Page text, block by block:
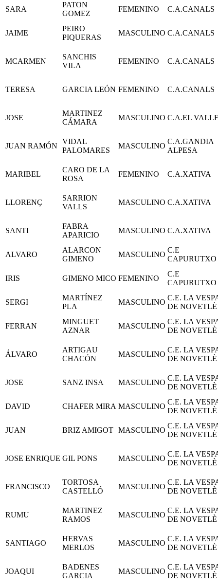
SARA
PATON
GOMEZ
FEMENINO C.A.CANALS
JAIME
PEIRO
PIQUERAS
MASCULINO C.A.CANALS
MCARMEN
SANCHIS
VILA
FEMENINO C.A.CANALS
TERESA GARCIA LEÓN FEMENINO C.A.CANALS
JOSE
MARTINEZ
CÁMARA
MASCULINO C.A.EL
JUAN RAMÓN
VIDAL
PALOMARES
MASCULINO
C.A.GANDIA
ALPESA
MARIBEL
CARO DE LA
ROSA
FEMENINO C.A.XATIVA
LLORENÇ
SARRION
VALLS
MASCULINO C.A.XATIVA
SANTI
FABRA
APARICIO
MASCULINO C.A.XATIVA
ALVARO
ALARCON
GIMENO
MASCULINO
C.E
CAPURUTXO
IRIS GIMENO MICO FEMENINO
C.E
CAPURUTXO
SERGI
MARTÍNEZ
PLA
MASCULINO
C.E. LA
DE NOVETLÈ
FERRAN
MINGUET
AZNAR
MASCULINO
C.E. LA
DE NOVETLÈ
ÁLVARO
ARTIGAU
CHACÓN
MASCULINO
C.E. LA
DE NOVETLÈ
JOSE SANZ INSA MASCULINO
C.E. LA
DE NOVETLÈ
DAVID CHAFER MIRA MASCULINO
C.E. LA
DE NOVETLÈ
JUAN BRIZ AMIGOT MASCULINO
C.E. LA
DE NOVETLÈ
JOSE ENRIQUE GIL PONS MASCULINO
C.E. LA
DE NOVETLÈ
FRANCISCO
TORTOSA
CASTELLÓ
MASCULINO
C.E. LA
DE NOVETLÈ
RUMU
MARTINEZ
RAMOS
MASCULINO
C.E. LA
DE NOVETLÈ
SANTIAGO
HERVAS
MERLOS
MASCULINO
C.E. LA
DE NOVETLÈ
JOAQUI
BADENES
GARCIA
MASCULINO
C.E. LA
DE NOVETLÈ